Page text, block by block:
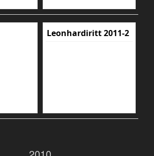
Leonhardiritt 2011-2